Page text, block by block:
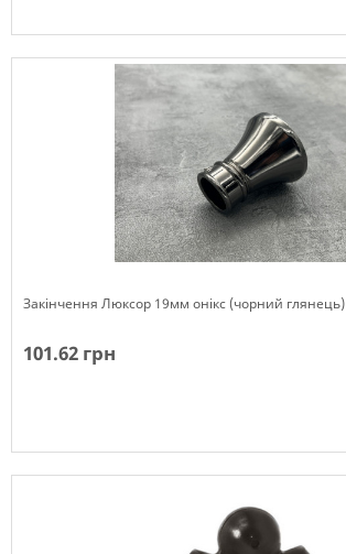
Закінчення Люксор 19мм онікс (чорний глянець)
101.62 грн